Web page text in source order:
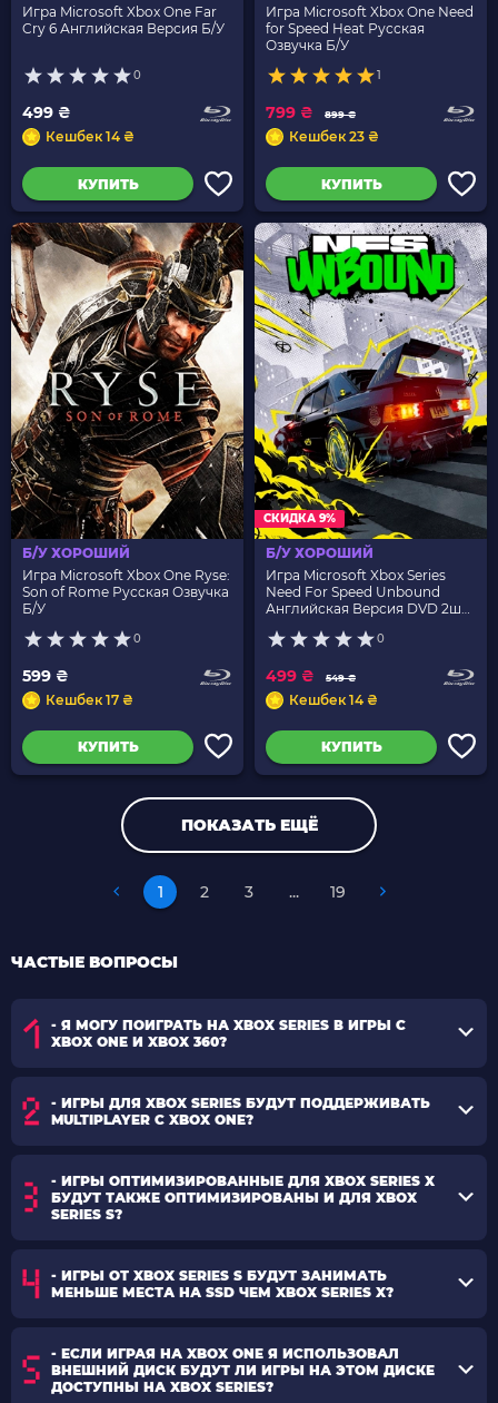
Игра Microsoft Xbox One Far
Cry 6 Английская Версия Б/У
0
499 ₴
Кешбек 14 ₴
КУПИТЬ
Игра Microsoft Xbox One Need
for Speed Heat Русская
Озвучка Б/У
1
899 ₴
799 ₴
Кешбек 23 ₴
КУПИТЬ
Б/У ХОРОШИЙ
Игра Microsoft Xbox One Ryse:
Son of Rome Русская Озвучка
Б/У
0
599 ₴
Кешбек 17 ₴
КУПИТЬ
СКИДКА 9%
Б/У ХОРОШИЙ
Игра Microsoft Xbox Series
Need For Speed Unbound
Английская Версия DVD 2шт
0
549 ₴
499 ₴
Кешбек 14 ₴
КУПИТЬ
ПОКАЗАТЬ ЕЩЁ
1 2 3 ... 19
ЧАСТЫЕ ВОПРОСЫ
- Я МОГУ ПОИГРАТЬ НА XBOX SERIES В ИГРЫ С
XBOX ONE И XBOX 360?
- ИГРЫ ДЛЯ XBOX SERIES БУДУТ ПОДДЕРЖИВАТЬ
MULTIPLAYER С XBOX ONE?
- ИГРЫ ОПТИМИЗИРОВАННЫЕ ДЛЯ XBOX SERIES X
БУДУТ ТАКЖЕ ОПТИМИЗИРОВАНЫ И ДЛЯ XBOX
SERIES S?
- ИГРЫ ОТ XBOX SERIES S БУДУТ ЗАНИМАТЬ
МЕНЬШЕ МЕСТА НА SSD ЧЕМ XBOX SERIES X?
- ЕСЛИ ИГРАЯ НА XBOX ONE Я ИСПОЛЬЗОВАЛ
ВНЕШНИЙ ДИСК БУДУТ ЛИ ИГРЫ НА ЭТОМ ДИСКЕ
ДОСТУПНЫ НА XBOX SERIES?